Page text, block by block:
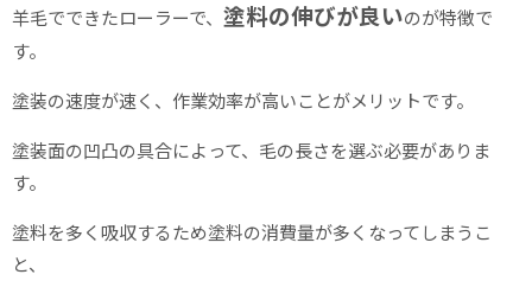
羊毛でできたローラーで、 塗料の伸びが良いのが特徴で
す。
塗装の速度が速く、作業効率が高いことがメリットです。
塗装面の凹凸の具合によって、毛の長さを選ぶ必要がありま
す。
塗料を多く吸収するため塗料の消費量が多くなってしまうこ
と、